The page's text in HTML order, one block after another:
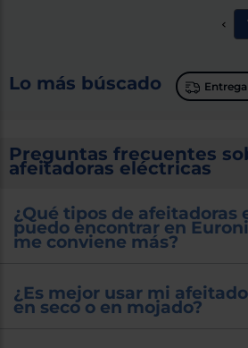
<
Lo más búscado
Preguntas frecuentes
afeitadoras eléctricas
¿Qué tipos de afeitadoras
puedo encontrar en
me conviene más?
¿Es mejor usar mi
en seco o en mojado?